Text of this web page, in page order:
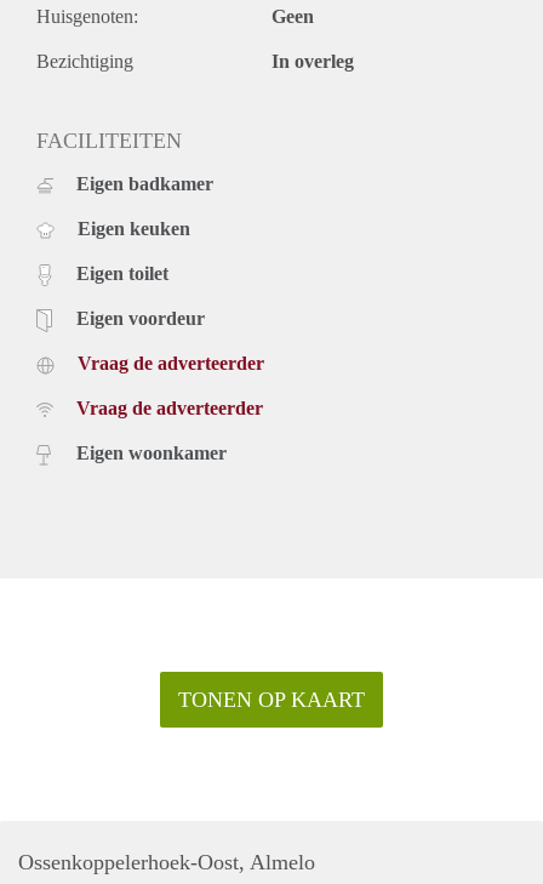
Huisgenoten: Geen
Bezichtiging In overleg
FACILITEITEN
Eigen badkamer
Eigen keuken
Eigen toilet
Eigen voordeur
Vraag de adverteerder
Vraag de adverteerder
Eigen woonkamer
TONEN OP KAART
Ossenkoppelerhoek-Oost, Almelo